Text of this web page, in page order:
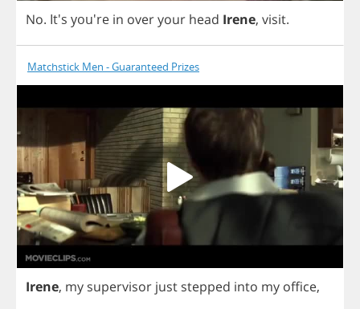
No. It's you're in overyour head Irene, visit.
Matchstick Men - Guaranteed Prizes
Irene, my supervisor just stepped into my office,